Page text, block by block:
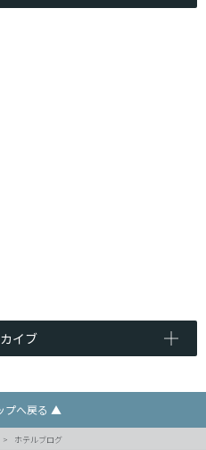
イブ
プへ戻る ▲
ホテルブログ